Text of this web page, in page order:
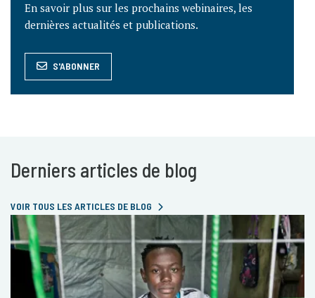
En savoir plus sur les prochains webinaires, les
dernières actualités et publications.
S'ABONNER
Derniers articles de blog
VOIR TOUS LES ARTICLES DE BLOG